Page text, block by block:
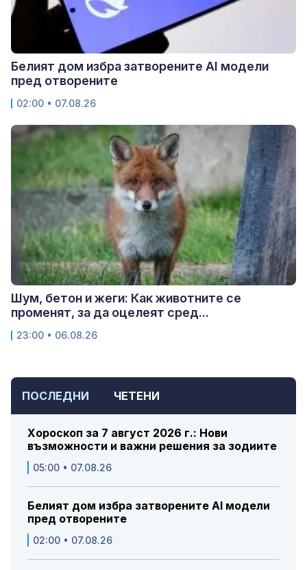
ПОСЛЕДНИ ЧЕТЕНИ
Хороскоп за 7 август 2026 г.: Нови
възможности и важни решения за зодиите
05:00 • 07.08.26
Белият дом избра затворените AI модели
пред отворените
02:00 • 07.08.26
Белият дом избра затворените AI модели
пред отворените
02:00 • 07.08.26
Шум, бетон и жеги: Как животните се
променят, за да оцелеят сред...
23:00 • 06.08.26